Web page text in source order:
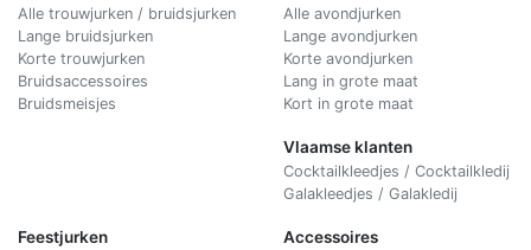
Alle trouwjurken / bruidsjurken
Lange bruidsjurken
Korte trouwjurken
Bruidsaccessoires
Bruidsmeisjes
Alle avondjurken
Lange avondjurken
Korte avondjurken
Lang in grote maat
Kort in grote maat
Vlaamse klanten
Cocktailkleedjes / Cocktailkledij
Galakleedjes / Galakledij
Feestjurken Accessoires